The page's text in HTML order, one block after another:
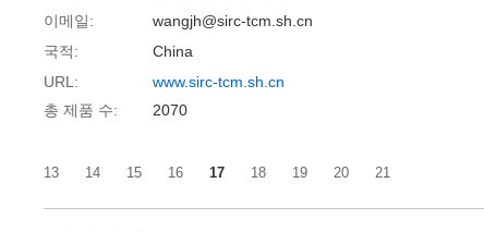
이메일:
wangjh@sirc-tcm.sh.cn
국적:
China
URL:
www.sirc-tcm.sh.cn
총 제품 수:
2070
13 14 15 16 17 18 19 20 21